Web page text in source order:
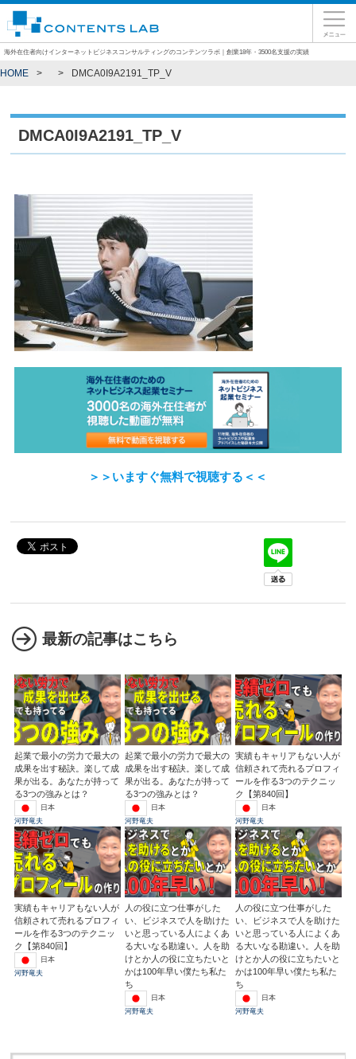
海外在住者向けインターネットビジネスコンサルティングのコンテンツラボ｜創業18年・3500名支援の実績
HOME DMCA0I9A2191_TP_V
DMCA0I9A2191_TP_V
＞＞いますぐ無料で視聴する＜＜
最新の記事はこちら
起業で最小の労力で最大の
成果を出す秘訣。楽して成
果が出る。あなたが持って
る3つの強みとは？
日本
河野竜夫
起業で最小の労力で最大の
成果を出す秘訣。楽して成
果が出る。あなたが持って
る3つの強みとは？
日本
河野竜夫
実績もキャリアもない人が
信頼されて売れるプロフィ
ールを作る3つのテクニッ
ク【第840回】
日本
河野竜夫
実績もキャリアもない人が
信頼されて売れるプロフィ
ールを作る3つのテクニッ
ク【第840回】
日本
河野竜夫
人の役に立つ仕事がした
い、ビジネスで人を助けた
いと思っている人によくあ
る大いなる勘違い。人を助
けとか人の役に立ちたいと
かは100年早い僕たち私た
ち
日本
河野竜夫
人の役に立つ仕事がした
い、ビジネスで人を助けた
いと思っている人によくあ
る大いなる勘違い。人を助
けとか人の役に立ちたいと
かは100年早い僕たち私た
ち
日本
河野竜夫